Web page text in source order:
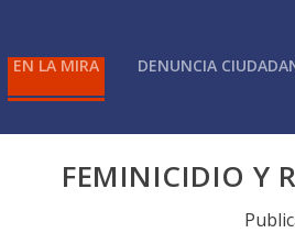
EN LA MIRA DENUNCIA
FEMINICIDIO Y